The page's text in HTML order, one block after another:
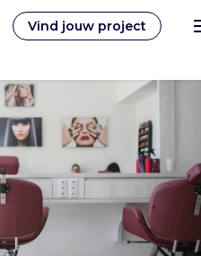
Vind jouw project